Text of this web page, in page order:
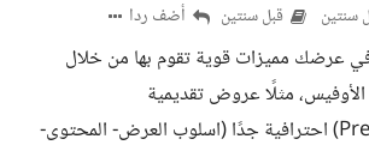
سنتين قبل سنتين أضف ردا
عرضك مميزات قوية تقوم بها من خلال
مثلًا عروض تقديمية
(Presentations) احترافية جدًا (اسلوب العرض- المحتوى-